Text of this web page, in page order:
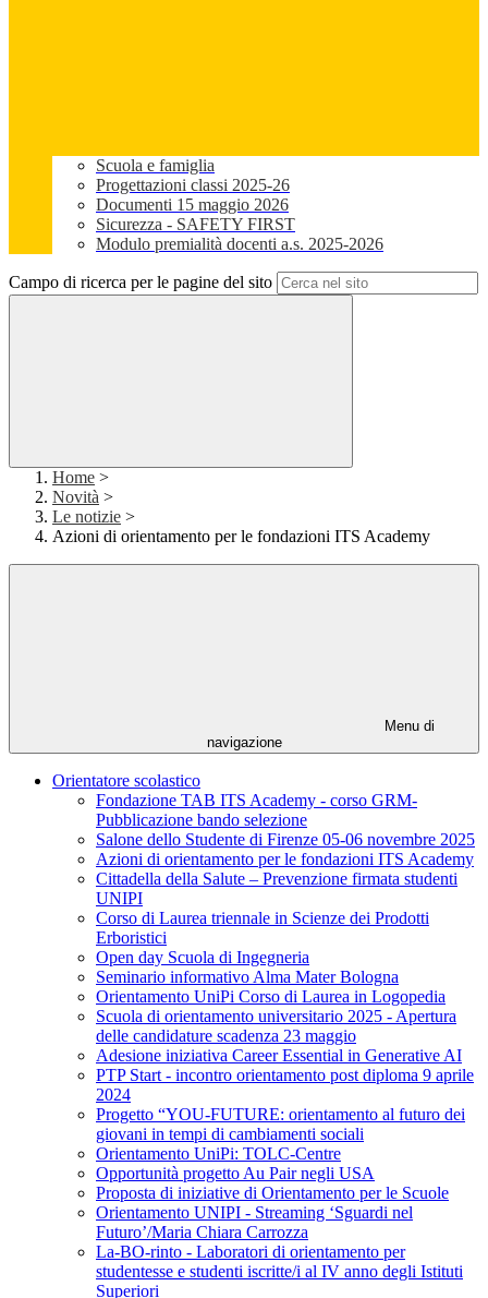
Scuola e famiglia
Progettazioni classi 2025-26
Documenti 15 maggio 2026
Sicurezza - SAFETY FIRST
Modulo premialità docenti a.s. 2025-2026
Campo di ricerca per le pagine del sito
Home >
Novità >
Le notizie >
Azioni di orientamento per le fondazioni ITS Academy
Menu di
navigazione
Orientatore scolastico
Fondazione TAB ITS Academy - corso GRM-
Pubblicazione bando selezione
Salone dello Studente di Firenze 05-06 novembre 2025
Azioni di orientamento per le fondazioni ITS Academy
Cittadella della Salute – Prevenzione firmata studenti
UNIPI
Corso di Laurea triennale in Scienze dei Prodotti
Erboristici
Open day Scuola di Ingegneria
Seminario informativo Alma Mater Bologna
Orientamento UniPi Corso di Laurea in Logopedia
Scuola di orientamento universitario 2025 - Apertura
delle candidature scadenza 23 maggio
Adesione iniziativa Career Essential in Generative AI
PTP Start - incontro orientamento post diploma 9 aprile
2024
Progetto “YOU-FUTURE: orientamento al futuro dei
giovani in tempi di cambiamenti sociali
Orientamento UniPi: TOLC-Centre
Opportunità progetto Au Pair negli USA
Proposta di iniziative di Orientamento per le Scuole
Orientamento UNIPI - Streaming ‘Sguardi nel
Futuro’/Maria Chiara Carrozza
La-BO-rinto - Laboratori di orientamento per
studentesse e studenti iscritte/i al IV anno degli Istituti
Superiori